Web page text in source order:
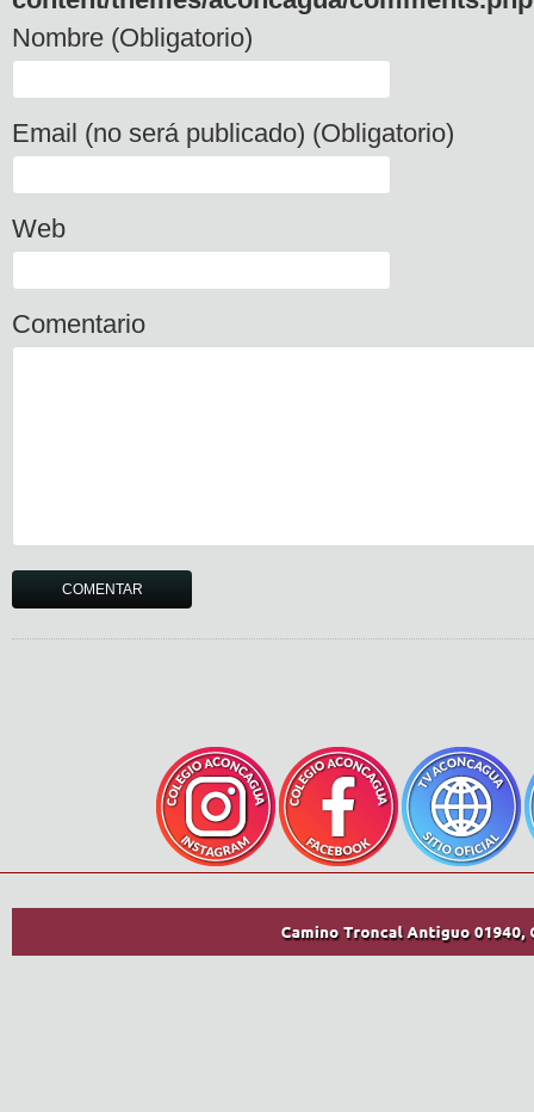
Nombre (Obligatorio)
Email (no será publicado) (Obligatorio)
Web
Comentario